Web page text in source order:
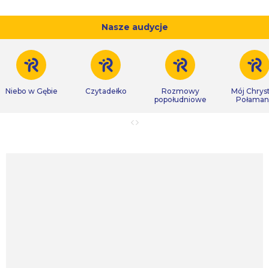
Nasze audycje
Niebo w Gębie Czytadełko
Rozmowy
popołudniowe
Mój